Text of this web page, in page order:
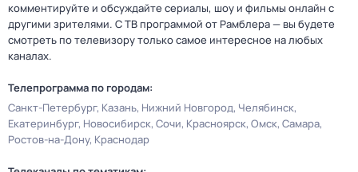
комментируйте и обсуждайте сериалы, шоу и фильмы онлайн с
другими зрителями. С ТВ программой от Рамблера — вы будете
смотреть по телевизору только самое интересное на любых
каналах.
Телепрограмма по городам:
Санкт-Петербург Казань Нижний Новгород Челябинск
Екатеринбург Новосибирск Сочи Красноярск Омск Самара
Ростов-на-Дону Краснодар